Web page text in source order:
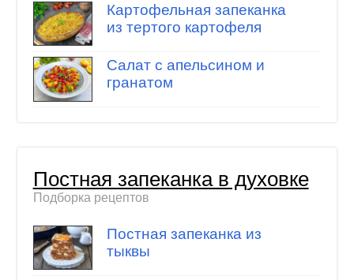
Картофельная запеканка
из тертого картофеля
Салат с апельсином и
гранатом
Постная запеканка в духовке
Подборка рецептов
Постная запеканка из
тыквы